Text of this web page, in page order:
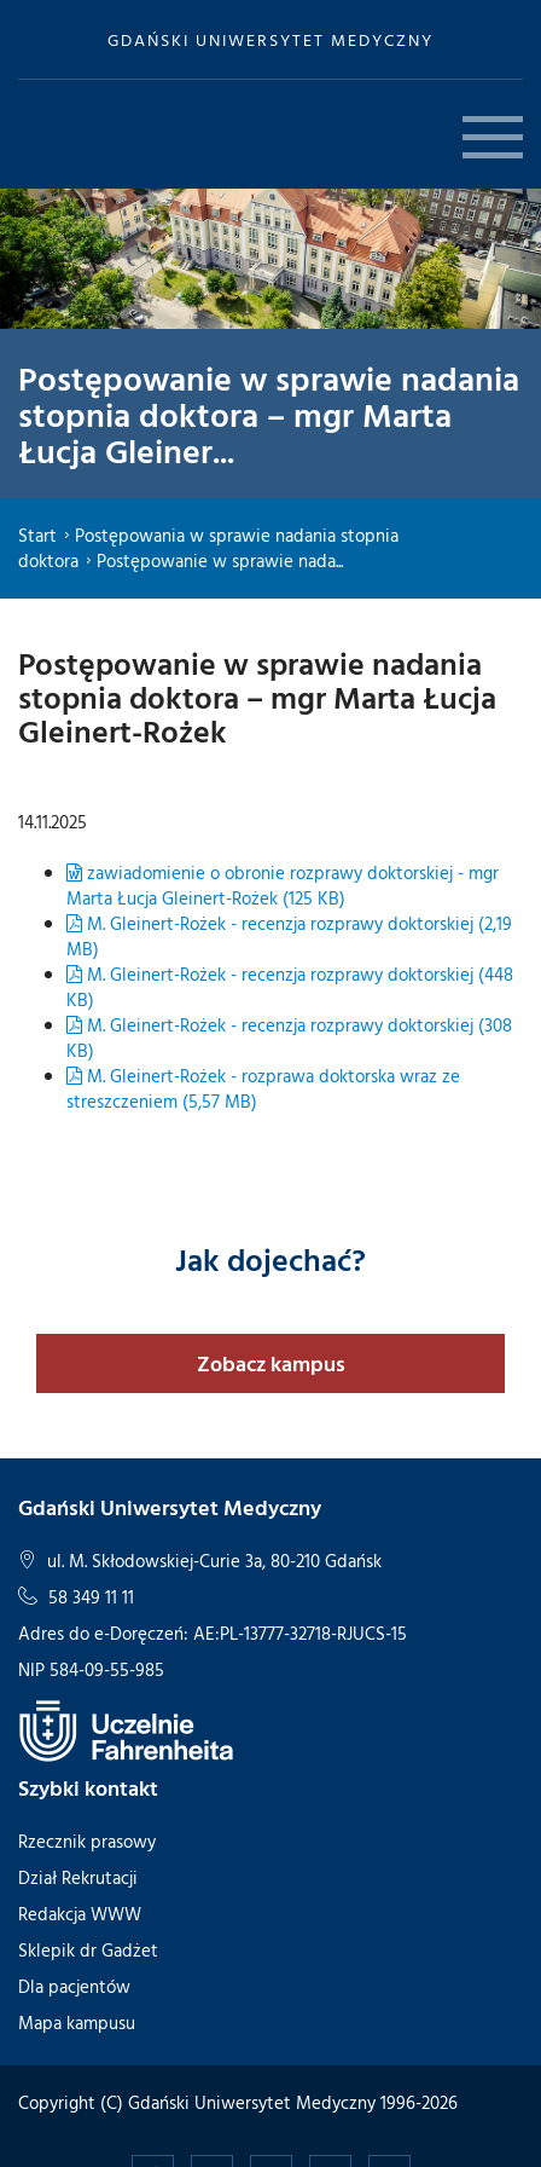
GDAŃSKI UNIWERSYTET MEDYCZNY
Postępowanie w sprawie nadania
stopnia doktora – mgr Marta
Łucja Gleiner...
Start
Postępowania w sprawie nadania stopnia
doktora
Postępowanie w sprawie nada...
Postępowanie w sprawie nadania
stopnia doktora – mgr Marta Łucja
Gleinert-Rożek
14.11.2025
zawiadomienie o obronie rozprawy doktorskiej - mgr
Marta Łucja Gleinert-Rożek (125 KB)
M. Gleinert-Rożek - recenzja rozprawy doktorskiej (2,19
MB)
M. Gleinert-Rożek - recenzja rozprawy doktorskiej (448
KB)
M. Gleinert-Rożek - recenzja rozprawy doktorskiej (308
KB)
M. Gleinert-Rożek - rozprawa doktorska wraz ze
streszczeniem (5,57 MB)
Jak dojechać?
Zobacz kampus
Gdański Uniwersytet Medyczny
ul. M. Skłodowskiej-Curie 3a, 80-210 Gdańsk
58 349 11 11
Adres do e-Doręczeń: AE:PL-13777-32718-RJUCS-15
NIP 584-09-55-985
Szybki kontakt
Rzecznik prasowy
Dział Rekrutacji
Redakcja WWW
Sklepik dr Gadżet
Dla pacjentów
Mapa kampusu
Copyright (C) Gdański Uniwersytet Medyczny 1996-2026